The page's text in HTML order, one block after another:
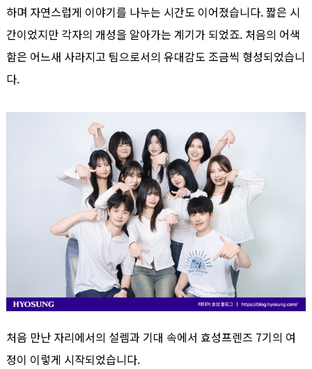
하며 자연스럽게 이야기를 나누는 시간도 이어졌습니다. 짧은 시
간이었지만 각자의 개성을 알아가는 계기가 되었죠. 처음의 어색
함은 어느새 사라지고 팀으로서의 유대감도 조금씩 형성되었습니
다.
처음 만난 자리에서의 설렘과 기대 속에서 효성프렌즈 7기의 여
정이 이렇게 시작되었습니다.